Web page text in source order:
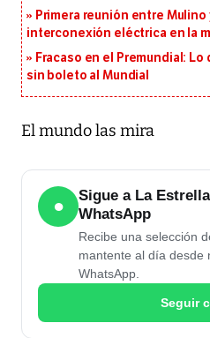
Primera reunión entre Mulino
interconexión eléctrica en la
Fracaso en el Premundial: Lo
sin boleto al Mundial
El mundo las mira
●
Sigue a La
WhatsApp
Recibe una selección
mantente al día desde
WhatsApp.
Seguir